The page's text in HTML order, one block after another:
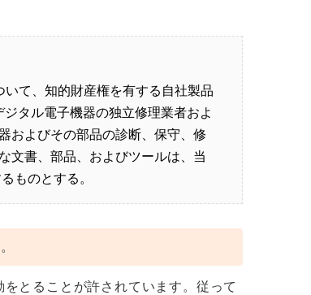
て、知的財産権を有する自社製品
タル電子機器の独立修理業者およ
およびその部品の診断、保守、修
文書、部品、およびツールは、当
ものとする。
とることが許されています。従って